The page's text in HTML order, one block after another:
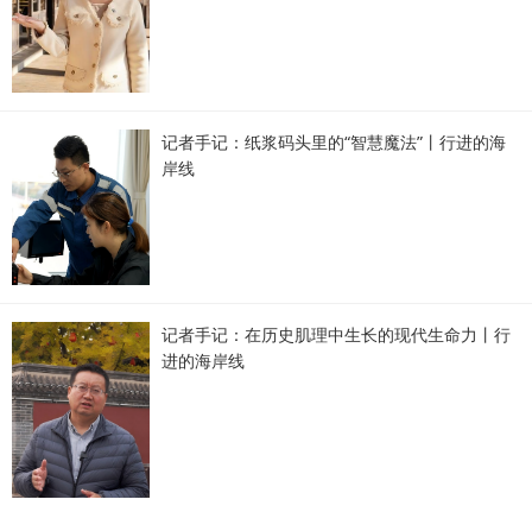
记者手记：纸浆码头里的“智慧魔法”丨行进的海
岸线
记者手记：在历史肌理中生长的现代生命力丨行
进的海岸线